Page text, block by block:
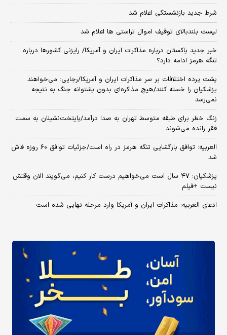
شرط جدید بازنشستگی اعلام شد
لیست بلندبالای توقیف اموال تراستی ها اعلام شد
خبر جدید پاکستان درباره مذاکرات ایران و آمریکا/ رایزنی کشورها درباره
تنگه هرمز ادامه دارد؟
پشت پرده اختلافات بر سر مذاکرات ایران و آمریکا/رجایی: می‌خواهند
پزشکیان را خسته کنند/هیچ مذاکره‌ای بدون پشتوانه جنگ به نتیجه
نمی‌رسد
زنگ خطر برای طبقه متوسط تهران به صدا درآمد/پایتخت‌نشینان به سمت
فقر رانده می‌شوند
العربیه: توافق بازگشایی تنگه هرمز در راه است/جزئیات توافق ۶۰ روزه فاش
شد
پزشکیان: ۴۷ سال است می‌خواهیم درست کار کنیم، می‌گویند الان وقتش
نیست +فیلم
ادعای العربیه: مذاکرات ایران و آمریکا وارد مرحله نهایی شده است